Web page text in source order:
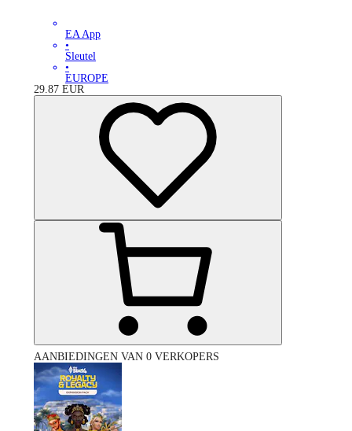
EA App
•
Sleutel
•
EUROPE
29.87 EUR
AANBIEDINGEN VAN 0 VERKOPERS